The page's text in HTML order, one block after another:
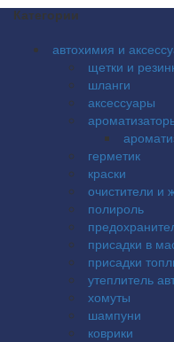
Категории
автохимия и
щетки и
шланги
аксессуары
герметик
краски
очистители и
полироль
присадки в
присадки
утеплитель
хомуты
шампуни
коврики